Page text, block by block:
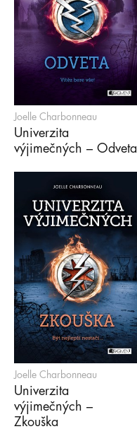
Joelle Charbonneau
Univerzita
výjimečných – Odveta
Joelle Charbonneau
Univerzita
výjimečných –
Zkouška